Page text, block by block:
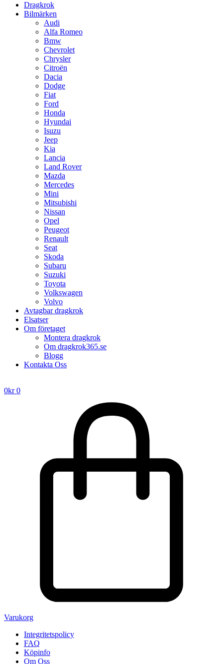
Dragkrok
Bilmärken
Audi
Alfa Romeo
Bmw
Chevrolet
Chrysler
Citroën
Dacia
Dodge
Fiat
Ford
Honda
Hyundai
Isuzu
Jeep
Kia
Lancia
Land Rover
Mazda
Mercedes
Mini
Mitsubishi
Nissan
Opel
Peugeot
Renault
Seat
Skoda
Subaru
Suzuki
Toyota
Volkswagen
Volvo
Avtagbar dragkrok
Elsatser
Om företaget
Montera dragkrok
Om dragkrok365.se
Blogg
Kontakta Oss
0kr 0
Varukorg
Integritetspolicy
FAQ
Köpinfo
Om Oss